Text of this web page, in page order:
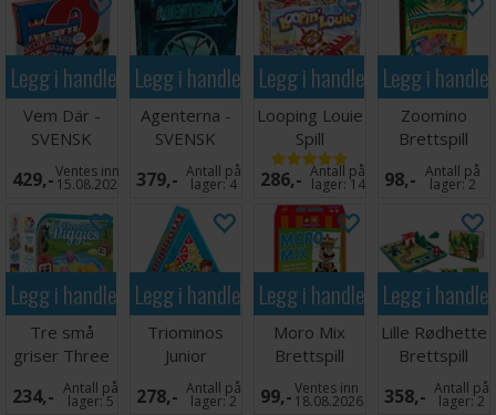
Legg i handlekurven
Vem Där -
SVENSK
429,-Ventes inn
15.08.2026
Legg i handlekurven
Agenterna -
SVENSK
379,- Antall på
lager:4
Legg i handlekurven
Looping Louie
Spill
286,- Antall på
lager: 14
Legg i
Zoomino
Brettspill
98,- Antall på
lager:2
Legg i handlekurven
Tre små
griser Three
Little Piggies
234,- Antall på
lager:5
Legg i handlekurven
Triominos
Junior
Brettspill -
Norsk
278,- Antall på
lager:2
Legg i handlekurven
Moro Mix
Brettspill
99,-Ventes inn
18.08.2026
Legg i
Lille Rødhette
Brettspill
358,- Antall på
lager:2